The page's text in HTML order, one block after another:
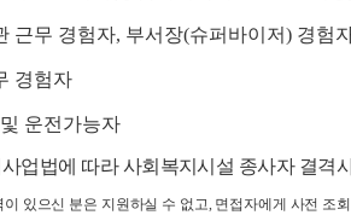
근무 경험자, 부서장(슈퍼바이저) 경험
경험자
운전가능자
업법에 따라 사회복지시설 종사자 결격
있으신 분은 지원하실 수 없고, 면접자에게 사전 조